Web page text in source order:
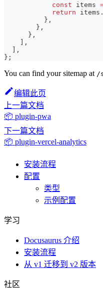
const items
return items .
} ,
} ,
} ,
] ,
] ,
} ;
You can find your sitemap at /
编辑此页
上一篇文档
📦 plugin-pwa
下一篇文档
📦 plugin-vercel-analytics
安装流程
配置
类型
示例配置
学习
Docusaurus 介绍
安装流程
从 v1 迁移到 v2 版本
社区